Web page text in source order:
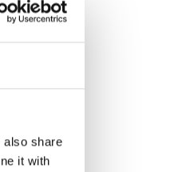
also share
it with